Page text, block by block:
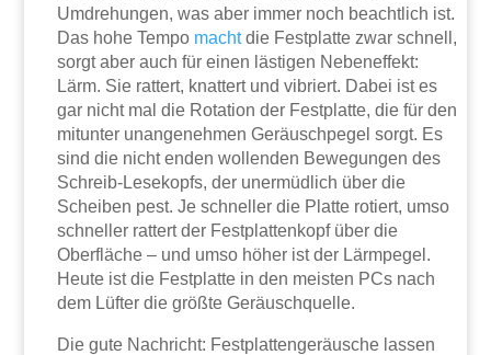
Umdrehungen, was aber immer noch beachtlich ist.
Das hohe Tempo machtdie Festplatte zwar schnell,
sorgt aber auch für einen lästigen Nebeneffekt:
Lärm. Sie rattert, knattert und vibriert. Dabei ist es
gar nicht mal die Rotation der Festplatte, die für den
mitunter unangenehmen Geräuschpegel sorgt. Es
sind die nicht enden wollenden Bewegungen des
Schreib-Lesekopfs, der unermüdlich über die
Scheiben pest. Je schneller die Platte rotiert, umso
schneller rattert der Festplattenkopf über die
Oberfläche – und umso höher ist der Lärmpegel.
Heute ist die Festplatte in den meisten PCs nach
dem Lüfter die größte Geräuschquelle.
Die gute Nachricht: Festplattengeräusche lassen